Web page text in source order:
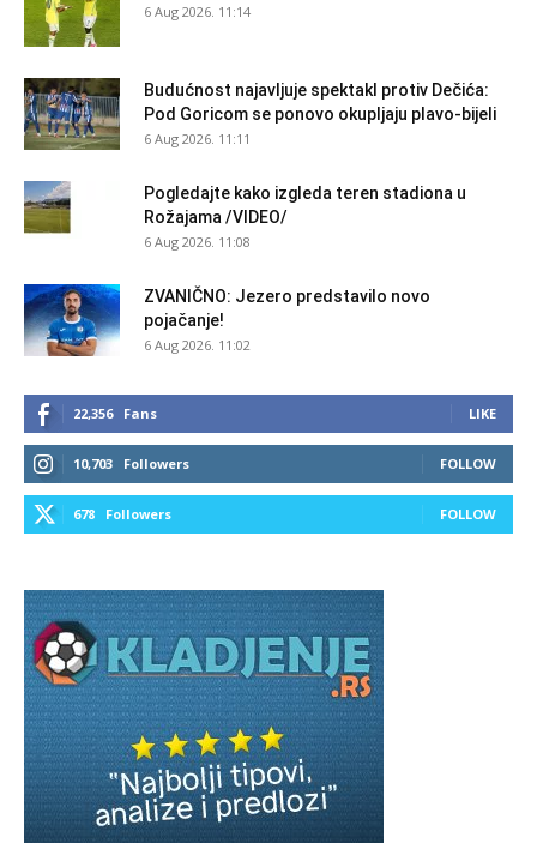
6 Aug 2026. 11:14
Budućnost najavljuje spektakl protiv Dečića:
Pod Goricom se ponovo okupljaju plavo-bijeli
6 Aug 2026. 11:11
Pogledajte kako izgleda teren stadiona u
Rožajama /VIDEO/
6 Aug 2026. 11:08
ZVANIČNO: Jezero predstavilo novo
pojačanje!
6 Aug 2026. 11:02
22,356 Fans LIKE
10,703 Followers FOLLOW
678 Followers FOLLOW